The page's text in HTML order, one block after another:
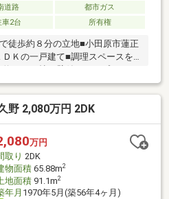
道路
都市ガス
車2台 所有権
徒歩約８分の立地■小田原市蓮正
Ｋの一戸建て■調理スペースを
より広々とした空間として使え
お通しもスムーズ！リビングと
な２ＷＡＹ和室■南側道路に面
差し込む、陽当たり良好な住環
利な、カースペース２台駐車可
野 2,080万円 2DK
万円
取り 2DK
物面積65.88m2
地面積91.1m2
年月 1970年5月(築56年4ヶ月)